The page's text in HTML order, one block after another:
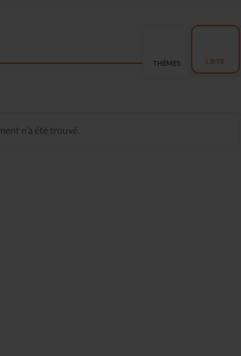
THÈMES LISTE
n'a été trouvé.